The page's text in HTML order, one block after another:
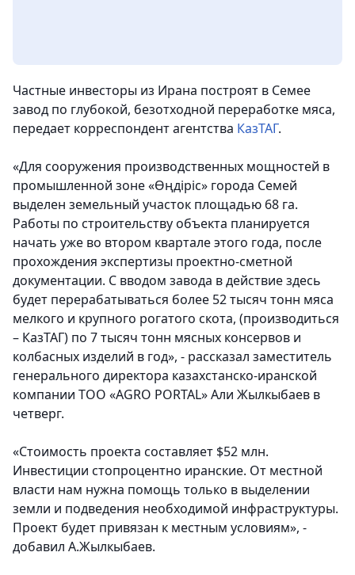
Частные инвесторы из Ирана построят в Семее
завод по глубокой, безотходной переработке мяса,
передает корреспондент агентства КазТАГ.
«Для сооружения производственных мощностей в
промышленной зоне «Өңдіріс» города Семей
выделен земельный участок площадью 68 га.
Работы по строительству объекта планируется
начать уже во втором квартале этого года, после
прохождения экспертизы проектно-сметной
документации. С вводом завода в действие здесь
будет перерабатываться более 52 тысяч тонн мяса
мелкого и крупного рогатого скота, (производиться
– КазТАГ) по 7 тысяч тонн мясных консервов и
колбасных изделий в год», - рассказал заместитель
генерального директора казахстанско-иранской
компании ТОО «AGRO PORTAL» Али Жылкыбаев в
четверг.
«Стоимость проекта составляет $52 млн.
Инвестиции стопроцентно иранские. От местной
власти нам нужна помощь только в выделении
земли и подведения необходимой инфраструктуры.
Проект будет привязан к местным условиям», -
добавил А.Жылкыбаев.